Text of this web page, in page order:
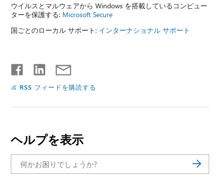
ウイルスとマルウェアから Windows を搭載しているコンピュー
ターを保護する: Microsoft Secure
国ごとのローカル サポート: インターナショナル サポート
RSS フィードを購読する
ヘルプを表示